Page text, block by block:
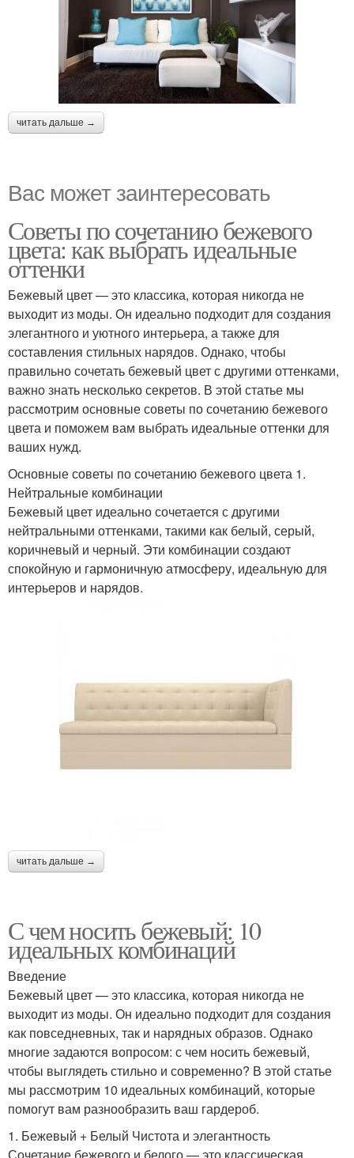
читать дальше →
Вас может заинтересовать
Советы по сочетанию бежевого
цвета: как выбрать идеальные
оттенки
Бежевый цвет — это классика, которая никогда не
выходит из моды. Он идеально подходит для создания
элегантного и уютного интерьера, а также для
составления стильных нарядов. Однако, чтобы
правильно сочетать бежевый цвет с другими оттенками,
важно знать несколько секретов. В этой статье мы
рассмотрим основные советы по сочетанию бежевого
цвета и поможем вам выбрать идеальные оттенки для
ваших нужд.
Основные советы по сочетанию бежевого цвета 1.
Нейтральные комбинации
Бежевый цвет идеально сочетается с другими
нейтральными оттенками, такими как белый, серый,
коричневый и черный. Эти комбинации создают
спокойную и гармоничную атмосферу, идеальную для
интерьеров и нарядов.
читать дальше →
С чем носить бежевый: 10
идеальных комбинаций
Введение
Бежевый цвет — это классика, которая никогда не
выходит из моды. Он идеально подходит для создания
как повседневных, так и нарядных образов. Однако
многие задаются вопросом: с чем носить бежевый,
чтобы выглядеть стильно и современно? В этой статье
мы рассмотрим 10 идеальных комбинаций, которые
помогут вам разнообразить ваш гардероб.
1. Бежевый + Белый Чистота и элегантность